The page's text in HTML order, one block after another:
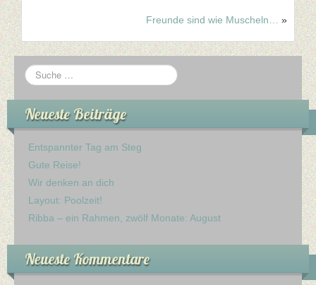
Freunde sind wie Muscheln… »
Neueste Beiträge
Entspannter Tag am Steg
Gute Reise!
Wir denken an dich
Layout: Poolzeit!
Ribba – ein Rahmen, zwölf Monate: August
Neueste Kommentare